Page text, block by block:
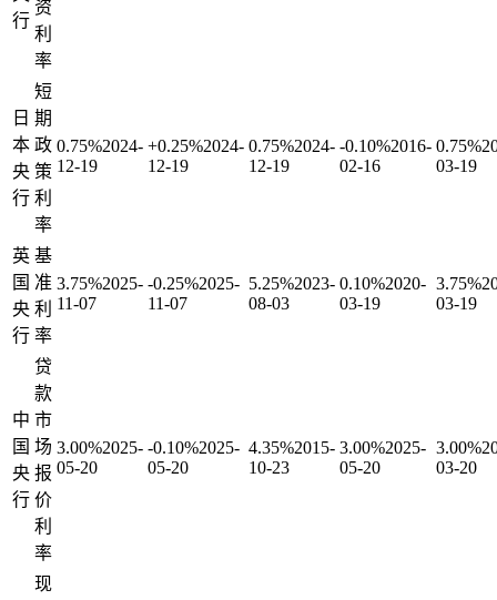
行
资
利
率
日
本
央
行
短
期
政
策
利
率
0.75%2024-
12-19
+0.25%2024-
12-19
0.75%2024-
12-19
-0.10%2016-
02-16
0.75%
03-19
英
国
央
行
基
准
利
率
3.75%2025-
11-07
-0.25%2025-
11-07
5.25%2023-
08-03
0.10%2020-
03-19
3.75%
03-19
中
国
央
行
贷
款
市
场
报
价
利
率
3.00%2025-
05-20
-0.10%2025-
05-20
4.35%2015-
10-23
3.00%2025-
05-20
3.00%
03-20
现